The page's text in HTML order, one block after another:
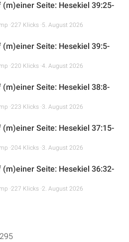
(m)einer Seite: Hesekiel 39:25-
227 Klicks 5. August 2026
(m)einer Seite: Hesekiel 39:5-
220 Klicks 4. August 2026
(m)einer Seite: Hesekiel 38:8-
223 Klicks 3. August 2026
(m)einer Seite: Hesekiel 37:15-
204 Klicks 3. August 2026
(m)einer Seite: Hesekiel 36:32-
227 Klicks 2. August 2026